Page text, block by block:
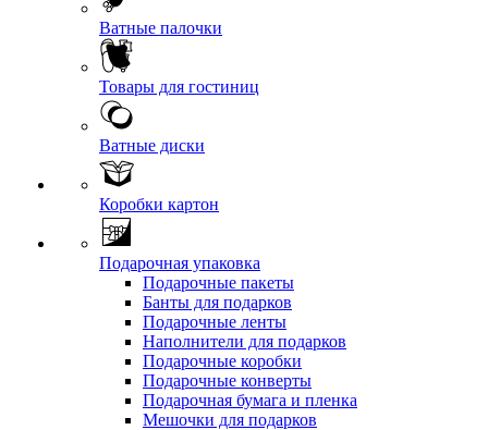
Ватные палочки
Товары для гостиниц
Ватные диски
Коробки картон
Подарочная упаковка
Подарочные пакеты
Банты для подарков
Подарочные ленты
Наполнители для подарков
Подарочные коробки
Подарочные конверты
Подарочная бумага и пленка
Мешочки для подарков